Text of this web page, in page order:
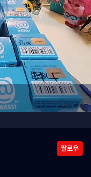
팔로우